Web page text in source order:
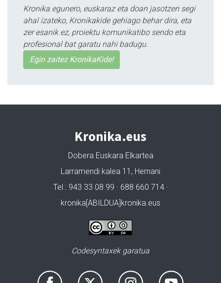
Kronika egunero, euskaraz eta doan jasotzen segi
ahal izateko, Kronikakide gehiago behar dira, eta
zer esanik ez, proiektu komunikatibo sendo eta
profesional bat garatu nahi badugu.
Egin zaitez KronikaKide!
Kronika.eus
Dobera Euskara Elkartea
Larramendi kalea 11, Hernani
Tel.: 943 33 08 99 · 688 660 714 ·
kronika[ABILDUA]kronika.eus
Codesyntaxek garatua